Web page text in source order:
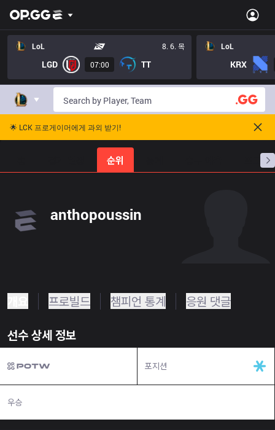
LoL 8. 6. 목
LGD 07:00 TT
LoL
KRX
🌟 LCK 프로게이머에게 과외 받기!
순위 프로빌
anthopoussin
프로빌드 챔피언 통계 응원 댓글
선수 상세 정보
포지션
우승